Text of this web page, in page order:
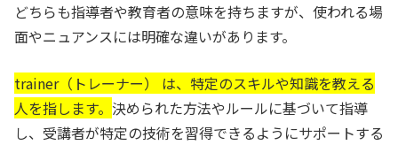
どちらも指導者や教育者の意味を持ちますが、使われる場
面やニュアンスには明確な違いがあります。
trainer（トレーナー） は、特定のスキルや知識を教える
人を指します。 決められた方法やルールに基づいて指導
し、受講者が特定の技術を習得できるようにサポートする